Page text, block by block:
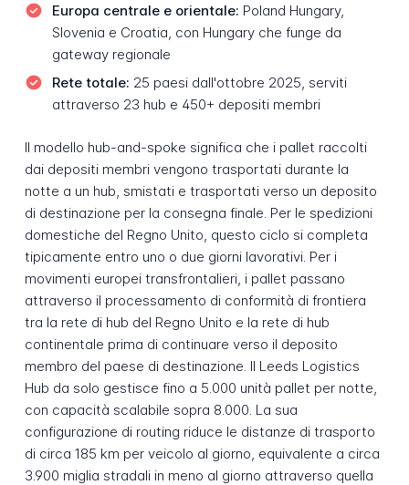
Europa centrale e orientale: Poland Hungary,
Slovenia e Croatia, con Hungary che funge da
gateway regionale
Rete totale: 25 paesi dall'ottobre 2025, serviti
attraverso 23 hub e 450+ depositi membri
Il modello hub-and-spoke significa che i pallet raccolti
dai depositi membri vengono trasportati durante la
notte a un hub, smistati e trasportati verso un deposito
di destinazione per la consegna finale. Per le spedizioni
domestiche del Regno Unito, questo ciclo si completa
tipicamente entro uno o due giorni lavorativi. Per i
movimenti europei transfrontalieri, i pallet passano
attraverso il processamento di conformità di frontiera
tra la rete di hub del Regno Unito e la rete di hub
continentale prima di continuare verso il deposito
membro del paese di destinazione. Il Leeds Logistics
Hub da solo gestisce fino a 5.000 unità pallet per notte,
con capacità scalabile sopra 8.000. La sua
configurazione di routing riduce le distanze di trasporto
di circa 185 km per veicolo al giorno, equivalente a circa
3.900 miglia stradali in meno al giorno attraverso quella